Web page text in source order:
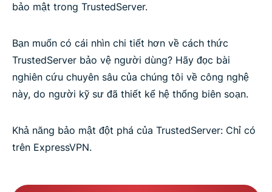
bảo mật trong TrustedServer.
Bạn muốn có cái nhìn chi tiết hơn về cách thức
TrustedServer bảo vệ người dùng? Hãy đọc bài
nghiên cứu chuyên sâu của chúng tôi về công nghệ
này, do người kỹ sư đã thiết kế hệ thống biên soạn.
Khả năng bảo mật đột phá của TrustedServer: Chỉ có
trên ExpressVPN.